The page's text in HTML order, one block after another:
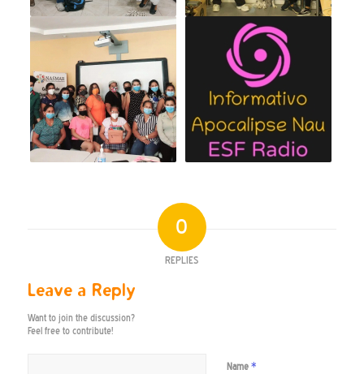
0
REPLIES
Leave a Reply
Want to join the discussion?
Feel free to contribute!
Name *